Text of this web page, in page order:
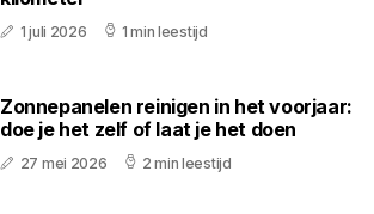
1 juli 2026 1 min leestijd
Zonnepanelen reinigen in het voorjaar:
doe je het zelf of laat je het doen
27 mei 2026 2 min leestijd